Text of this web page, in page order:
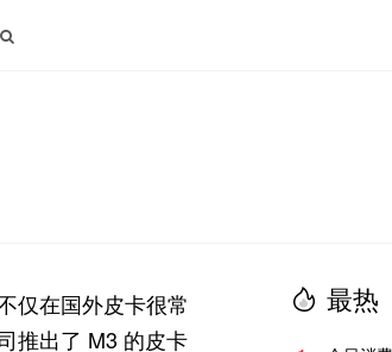
仅在国外皮卡很常
推出了 M3 的皮卡
最热